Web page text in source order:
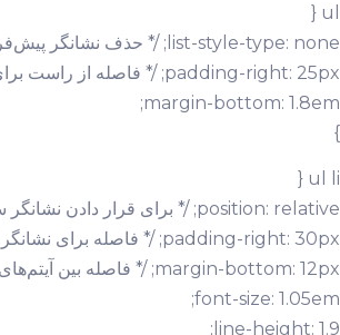
ul {
list-style-type: none; /* حذف نشانگر پیش‌فرض لیست */
padding-right: 25px; /* فاصله از راست برای محتویات لیست */
margin-bottom: 1.8em;
}
ul li {
position: relative; /* برای قرار دادن نشانگر سفارشی */
padding-right: 30px; /* فاصله برای نشانگر */
margin-bottom: 12px; /* فاصله بین آیتم‌های لیست */
font-size: 1.05em;
line-height: 1.9;